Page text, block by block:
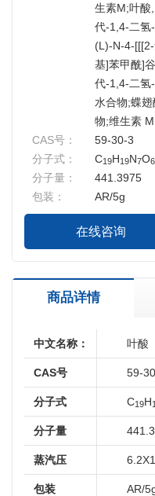
生素M;叶酸
代-1,4-二氢
(L)-N-4-
基]苯甲酰]
代-1,4-二氢
水合物;蝶
物;维生素
CAS号：
59-30-3
分子式：
C19H19N7O6
分子量：
441.3975
包装：
AR/5g
在线咨询
商品详情
中文名称： 叶酸
CAS号 59-
分子式 C19H
分子量
蒸汽压
包装 AR/